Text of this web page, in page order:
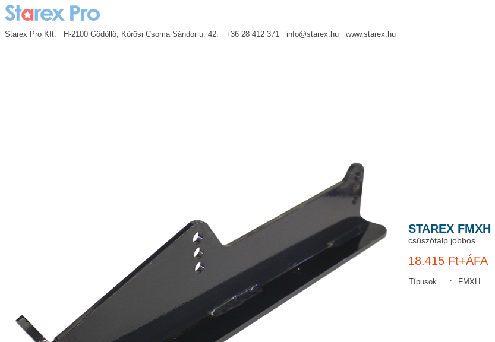
Starex Pro Kft. H-2100 Gödöllő, Kőrösi Csoma Sándor u. 42. +36 28 412 371 info@starex.hu www.starex.hu
STAREX FMXH
csúszótalp jobbos
18.415 Ft+ÁFA
Típusok : FMXH